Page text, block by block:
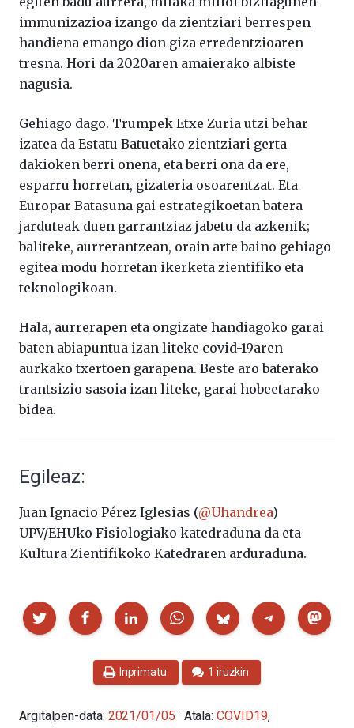
immunizazioa izango da zientziari berrespen
handiena emango dion giza erredentzioaren
tresna. Hori da 2020aren amaierako albiste
nagusia.
Gehiago dago. Trumpek Etxe Zuria utzi behar
izatea da Estatu Batuetako zientziari gerta
dakioken berri onena, eta berri ona da ere,
esparru horretan, gizateria osoarentzat. Eta
Europar Batasuna gai estrategikoetan batera
jarduteak duen garrantziaz jabetu da azkenik;
baliteke, aurrerantzean, orain arte baino gehiago
egitea modu horretan ikerketa zientifiko eta
teknologikoan.
Hala, aurrerapen eta ongizate handiagoko garai
baten abiapuntua izan liteke covid-19aren
aurkako txertoen garapena. Beste aro baterako
trantsizio sasoia izan liteke, garai hobeetarako
bidea.
Egileaz:
Juan Ignacio Pérez Iglesias (@Uhandrea)
UPV/EHUko Fisiologiako katedraduna da eta
Kultura Zientifikoko Katedraren arduraduna.
Partekatu
Inprimatu 1 iruzkin
Argitalpen-data: 2021/01/05 · Atala:COVID19,